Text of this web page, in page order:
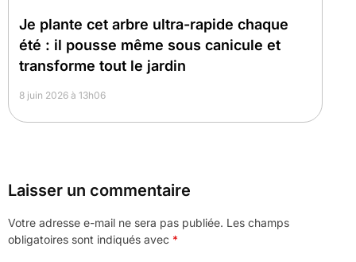
Je plante cet arbre ultra-rapide chaque
été : il pousse même sous canicule et
transforme tout le jardin
8 juin 2026 à 13h06
Laisser un commentaire
Votre adresse e-mail ne sera pas publiée. Les champs
obligatoires sont indiqués avec *